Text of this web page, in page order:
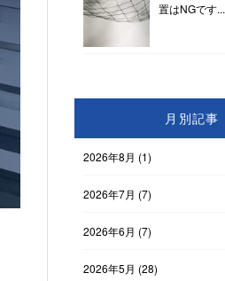
置はNGです...
月別記事
2026年8月 (1)
2026年7月 (7)
2026年6月 (7)
2026年5月 (28)